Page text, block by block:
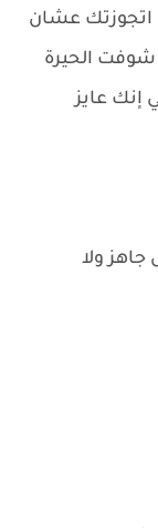
اتجوزتك عشان
شوفت الحيرة
إنك عايز
جاهز ولا